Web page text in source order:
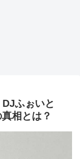
ふぉいと
相とは？